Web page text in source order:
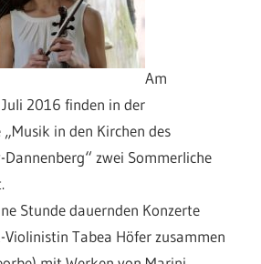
Am
2016 finden in der
in den Kirchen des
Dannenberg“ zwei Sommerliche
Stunde dauernden Konzerte
Tabea Höfer zusammen